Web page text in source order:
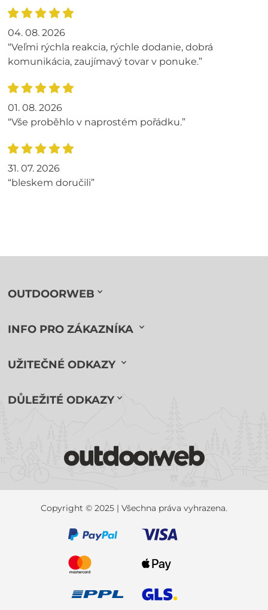
04. 08. 2026
“Veľmi rýchla reakcia, rýchle dodanie, dobrá
komunikácia, zaujímavý tovar v ponuke.”
01. 08. 2026
“Vše proběhlo v naprostém pořádku.”
31. 07. 2026
“bleskem doručili”
OUTDOORWEB
INFO PRO ZÁKAZNÍKA
UŽITEČNÉ ODKAZY
DŮLEŽITÉ ODKAZY
Copyright © 2025 | Všechna práva vyhrazena.